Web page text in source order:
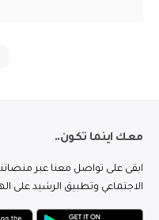
معك اينما تكون..
ابقى على تواصل معنا عبر
الاجتماعي وتطبيق الرشيد على